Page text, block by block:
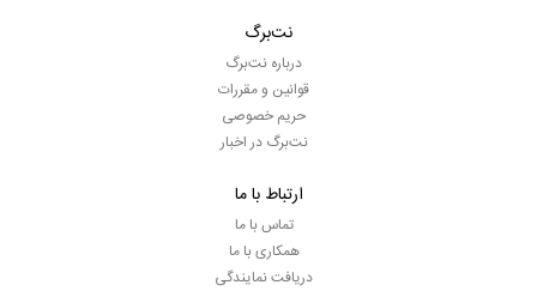
نت‌برگ
درباره نت‌برگ
قوانین و مقررات
حریم خصوصی
نت‌برگ در اخبار
ارتباط با ما
تماس با ما
همکاری با ما
دریافت نمایندگی